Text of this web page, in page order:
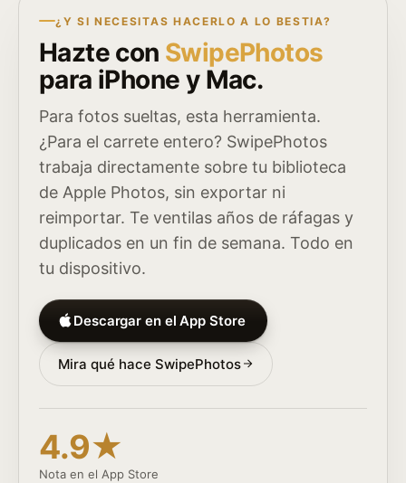
¿Y SI NECESITAS HACERLO A LO BESTIA?
Hazte con SwipePhotos
para iPhone y Mac.
Para fotos sueltas, esta herramienta.
¿Para el carrete entero? SwipePhotos
trabaja directamente sobre tu biblioteca
de Apple Photos, sin exportar ni
reimportar. Te ventilas años de ráfagas y
duplicados en un fin de semana. Todo en
tu dispositivo.
Descargar en el App Store
Mira qué hace SwipePhotos
4.9★
Nota en el App Store